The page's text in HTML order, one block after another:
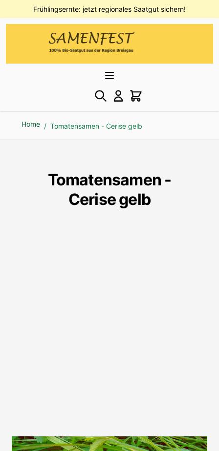
Direkt zum InhaltFrühlingsernte: jetzt regionales Saatgut sichern!
Home / Tomatensamen - Cerise gelb
Tomatensamen -
Cerise gelb